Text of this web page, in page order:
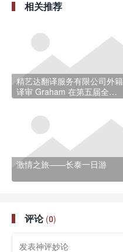
相关推荐
精艺达翻译服务有限公司外籍
译审 Graham 在第五届全国
激情之旅——长泰一日游
评论 (0)